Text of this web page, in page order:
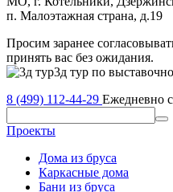
п. Малоэтажная страна, д.19
Просим заранее
принять вас без ожидания.
3д тур по
8 (499) 112-44-29 Ежедневно с
Проекты
Дома из бруса
Каркасные дома
Бани из бруса